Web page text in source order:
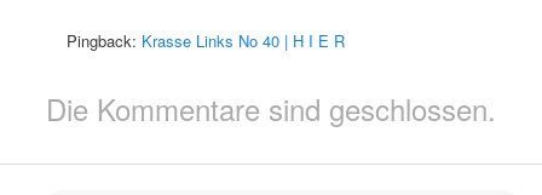
Pingback: Krasse Links No 40 | H I E R
Die Kommentare sind geschlossen.